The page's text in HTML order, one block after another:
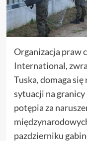
Organizacja praw
International,
Tuska, domaga
sytuacji na
potępia za
pazdzierniku